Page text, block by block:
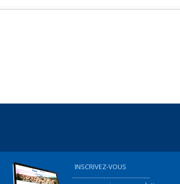
INSCRIVEZ-VOUS
...................................................